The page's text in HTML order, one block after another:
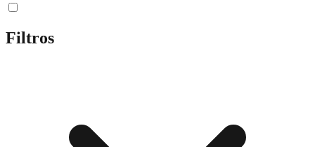
Filtros